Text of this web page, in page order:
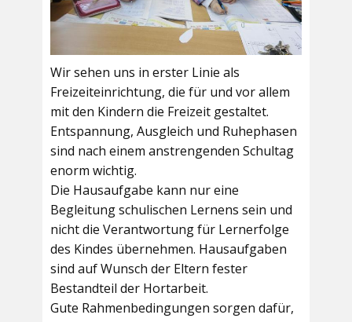
Wir sehen uns in erster Linie als
Freizeiteinrichtung, die für und vor allem
mit den Kindern die Freizeit gestaltet.
Entspannung, Ausgleich und Ruhephasen
sind nach einem anstrengenden Schultag
enorm wichtig.
Die Hausaufgabe kann nur eine
Begleitung schulischen Lernens sein und
nicht die Verantwortung für Lernerfolge
des Kindes übernehmen. Hausaufgaben
sind auf Wunsch der Eltern fester
Bestandteil der Hortarbeit.
Gute Rahmenbedingungen sorgen dafür,